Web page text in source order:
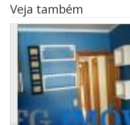
Veja também